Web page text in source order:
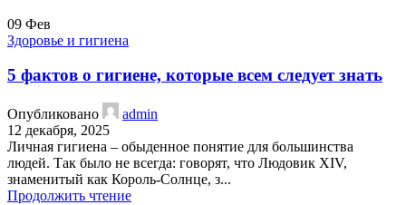
09 Фев
Здоровье и гигиена
5 фактов о гигиене, которые всем следует знать
Опубликовано
admin
12 декабря, 2025
Личная гигиена – обыденное понятие для большинства
людей. Так было не всегда: говорят, что Людовик XIV,
знаменитый как Король-Солнце, з...
Продолжить чтение